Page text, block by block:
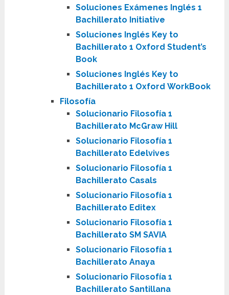
Soluciones Exámenes Inglés 1
Bachillerato Initiative
Soluciones Inglés Key to
Bachillerato 1 Oxford Student’s
Book
Soluciones Inglés Key to
Bachillerato 1 Oxford WorkBook
Filosofía
Solucionario Filosofía 1
Bachillerato McGraw Hill
Solucionario Filosofía 1
Bachillerato Edelvives
Solucionario Filosofía 1
Bachillerato Casals
Solucionario Filosofía 1
Bachillerato Editex
Solucionario Filosofía 1
Bachillerato SM SAVIA
Solucionario Filosofía 1
Bachillerato Anaya
Solucionario Filosofía 1
Bachillerato Santillana